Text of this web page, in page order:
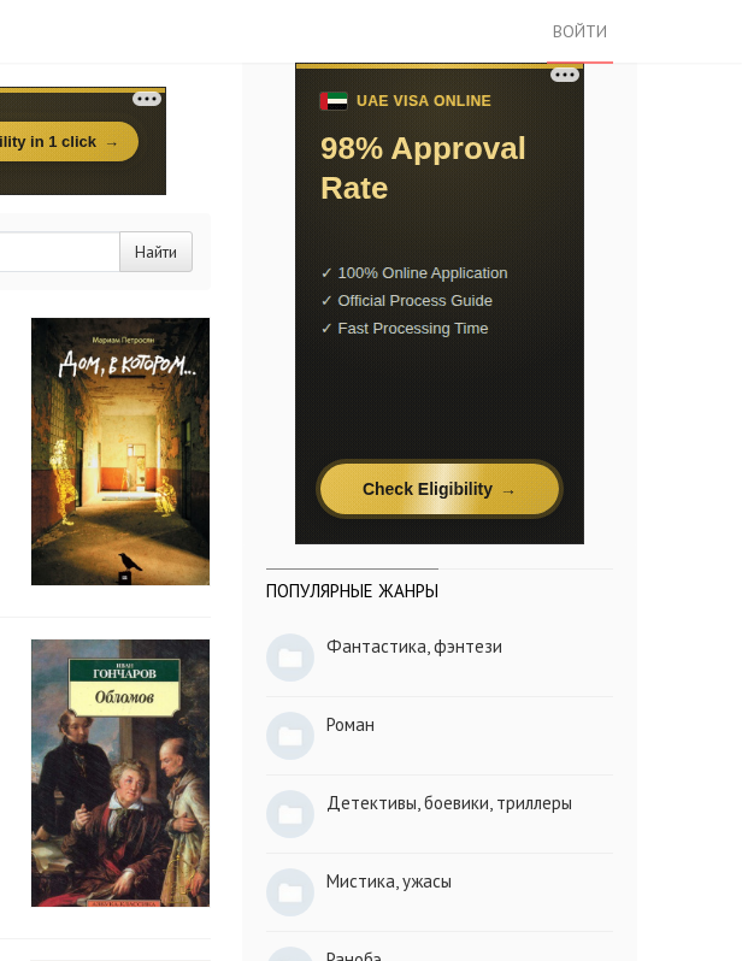
ВОЙТИ
Найти
ПОПУЛЯРНЫЕ ЖАНРЫ
Фантастика, фэнтези
Роман
Детективы, боевики, триллеры
Мистика, ужасы